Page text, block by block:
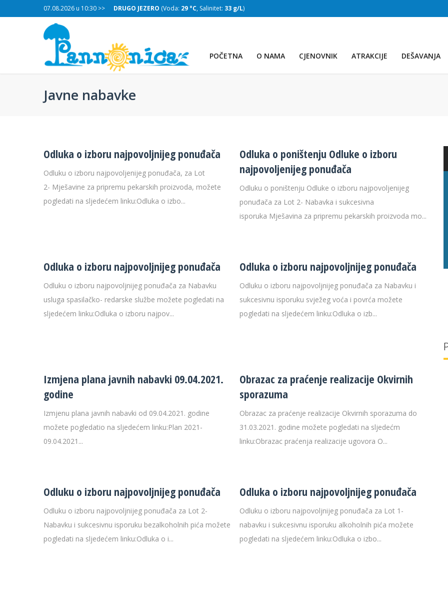
07.08.2026 u 10:30 >>
32 g/L) DRUGO JEZERO (Voda: 29 °C, Salinitet: 33 g/L)
POČETNA O NAMA CJENOVNIK ATRAKCIJE DEŠAVANJA
Javne nabavke
Odluka o izboru najpovoljnijeg ponuđača
Odluku o izboru najpovoljenijeg ponuđača, za Lot
2- Mješavine za pripremu pekarskih proizvoda, možete
pogledati na sljedećem linku:Odluka o izbo...
Odluka o poništenju Odluke o izboru
najpovoljenijeg ponuđača
Odluku o poništenju Odluke o izboru najpovoljenijeg
ponuđača za Lot 2- Nabavka i sukcesivna
isporuka Mješavina za pripremu pekarskih proizvoda mo...
Odluka o izboru najpovoljnijeg ponuđača
Odluku o izboru najpovoljnijeg ponuđača za Nabavku
usluga spasilačko- redarske službe možete pogledati na
sljedećem linku:Odluka o izboru najpov...
Odluka o izboru najpovoljnijeg ponuđača
Odluku o izboru najpovoljnijeg ponuđača za Nabavku i
sukcesivnu isporuku svježeg voća i povrća možete
pogledati na sljedećem linku:Odluka o izb...
Izmjena plana javnih nabavki 09.04.2021.
godine
Izmjenu plana javnih nabavki od 09.04.2021. godine
možete pogledatio na sljedećem linku:Plan 2021-
09.04.2021...
Obrazac za praćenje realizacije Okvirnih
sporazuma
Obrazac za praćenje realizacije Okvirnih sporazuma do
31.03.2021. godine možete pogledati na sljedećm
linku:Obrazac praćenja realizacije ugovora O...
Odluku o izboru najpovoljnijeg ponuđača
Odluku o izboru najpovoljnijeg ponuđača za Lot 2-
Nabavku i sukcesivnu isporuku bezalkoholnih pića možete
pogledati na sljedećem linku:Odluka o i...
Odluka o izboru najpovoljnijeg ponuđača
Odluku o izboru najpovoljnijeg ponuđača za Lot 1-
nabavku i sukcesivnu isporuku alkoholnih pića možete
pogledati na sljedećem linku:Odluka o izbo...
TREĆE JEZERO PRVO JEZERO